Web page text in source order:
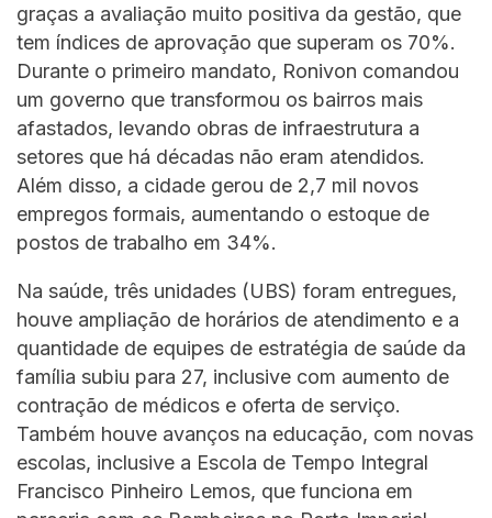
graças a avaliação muito positiva da gestão, que
tem índices de aprovação que superam os 70%.
Durante o primeiro mandato, Ronivon comandou
um governo que transformou os bairros mais
afastados, levando obras de infraestrutura a
setores que há décadas não eram atendidos.
Além disso, a cidade gerou de 2,7 mil novos
empregos formais, aumentando o estoque de
postos de trabalho em 34%.
Na saúde, três unidades (UBS) foram entregues,
houve ampliação de horários de atendimento e a
quantidade de equipes de estratégia de saúde da
família subiu para 27, inclusive com aumento de
contração de médicos e oferta de serviço.
Também houve avanços na educação, com novas
escolas, inclusive a Escola de Tempo Integral
Francisco Pinheiro Lemos, que funciona em